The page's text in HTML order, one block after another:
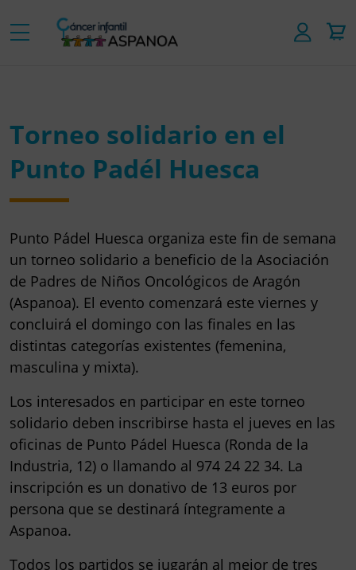
Torneo solidario en el
Punto Padél Huesca
Punto Pádel Huesca organiza este fin de semana
un torneo solidario a beneficio de la Asociación
de Padres de Niños Oncológicos de Aragón
(Aspanoa). El evento comenzará este viernes y
concluirá el domingo con las finales en las
distintas categorías existentes (femenina,
masculina y mixta).
Los interesados en participar en este torneo
solidario deben inscribirse hasta el jueves en las
oficinas de Punto Pádel Huesca (Ronda de la
Industria, 12) o llamando al 974 24 22 34. La
inscripción es un donativo de 13 euros por
persona que se destinará íntegramente a
Aspanoa.
Todos los partidos se jugarán al mejor de tres